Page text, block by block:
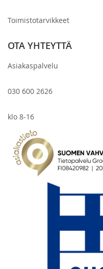
Toimistotarvikkeet
OTA YHTEYTTÄ
Asiakaspalvelu
030 600 2626
klo 8-16